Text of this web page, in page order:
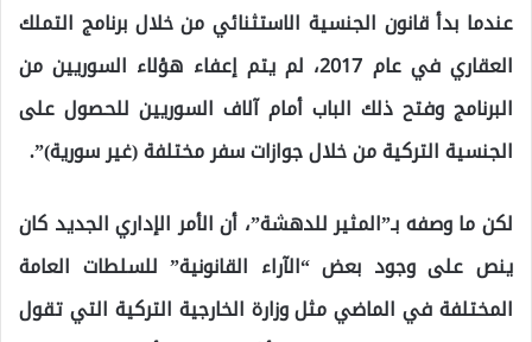
عندما بدأ قانون الجنسية الاستثنائي من خلال برنامج التملك
العقاري في عام 2017، لم يتم إعفاء هؤلاء السوريين من
البرنامج وفتح ذلك الباب أمام آلاف السوريين للحصول على
الجنسية التركية من خلال جوازات سفر مختلفة (غير سورية)”.
لكن ما وصفه بـ”المثير للدهشة”، أن الأمر الإداري الجديد كان
ينص على وجود بعض “الآراء القانونية” للسلطات العامة
المختلفة في الماضي مثل وزارة الخارجية التركية التي تقول